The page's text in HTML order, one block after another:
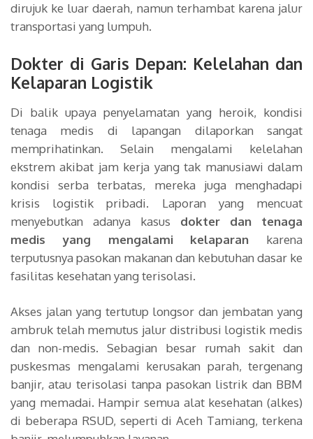
dirujuk ke luar daerah, namun terhambat karena jalur
transportasi yang lumpuh.
Dokter di Garis Depan: Kelelahan dan
Kelaparan Logistik
Di balik upaya penyelamatan yang heroik, kondisi
tenaga medis di lapangan dilaporkan sangat
memprihatinkan. Selain mengalami kelelahan
ekstrem akibat jam kerja yang tak manusiawi dalam
kondisi serba terbatas, mereka juga menghadapi
krisis logistik pribadi. Laporan yang mencuat
menyebutkan adanya kasus dokter dan tenaga
medis yang mengalami kelaparan karena
terputusnya pasokan makanan dan kebutuhan dasar ke
fasilitas kesehatan yang terisolasi.
Akses jalan yang tertutup longsor dan jembatan yang
ambruk telah memutus jalur distribusi logistik medis
dan non-medis. Sebagian besar rumah sakit dan
puskesmas mengalami kerusakan parah, tergenang
banjir, atau terisolasi tanpa pasokan listrik dan BBM
yang memadai. Hampir semua alat kesehatan (alkes)
di beberapa RSUD, seperti di Aceh Tamiang, terkena